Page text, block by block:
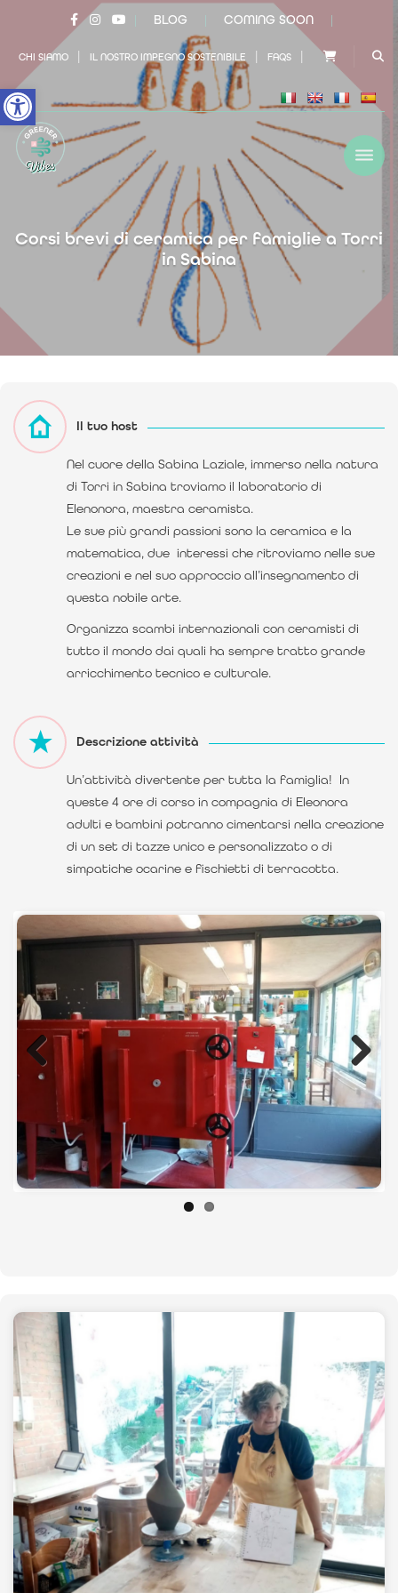
Open toolbar
BLOG COMING SOON
CHI SIAMO IL NOSTRO IMPEGNO SOSTENIBILE FAQS
Corsi brevi di ceramica per famiglie a Torri
in Sabina
Il tuo host
Nel cuore della Sabina Laziale, immerso nella natura
di Torri in Sabina troviamo il laboratorio di
Elenonora, maestra ceramista.
Le sue più grandi passioni sono la ceramica e la
matematica, due interessi che ritroviamo nelle sue
creazioni e nel suo approccio all’insegnamento di
questa nobile arte.
Organizza scambi internazionali con ceramisti di
tutto il mondo dai quali ha sempre tratto grande
arricchimento tecnico e culturale.
Descrizione attività
Un’attività divertente per tutta la famiglia! In
queste 4 ore di corso in compagnia di Eleonora
adulti e bambini potranno cimentarsi nella creazione
di un set di tazze unico e personalizzato o di
simpatiche ocarine e fischietti di terracotta.
Previous Next